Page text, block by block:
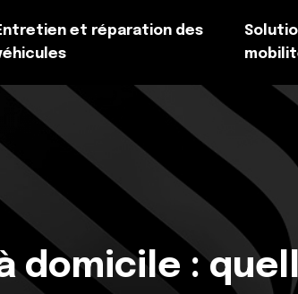
et réparation des
domicile :